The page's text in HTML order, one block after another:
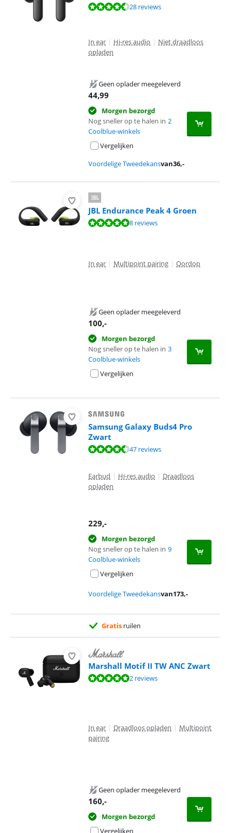
Beoordeling is 9,0 van de 10, gebaseerd op 28 reviews.
28 reviews
In ear | Hi-res audio | Niet draadloos
opladen
Geen oplader meegeleverd
44,99
Morgen bezorgd
Nog sneller op te halen in 2
Coolblue-winkels
Vergelijken
Voordelige Tweedekansvan36,-
JBL Endurance Peak 4 Groen
Beoordeling is 9,5 van de 10, gebaseerd op 8 reviews.
8 reviews
In ear | Multipoint pairing | Oordop
Geen oplader meegeleverd
100,-
Morgen bezorgd
Nog sneller op te halen in 3
Coolblue-winkels
Vergelijken
Samsung Galaxy Buds4 Pro
Zwart
Beoordeling is 9,4 van de 10, gebaseerd op 47 reviews.
47 reviews
Earbud | Hi-res audio | Draadloos
opladen
229,-
Morgen bezorgd
Nog sneller op te halen in 9
Coolblue-winkels
Vergelijken
Voordelige Tweedekansvan173,-
Gratis ruilen
Marshall Motif II TW ANC Zwart
Beoordeling is 9,8 van de 10, gebaseerd op 2 reviews.
2 reviews
In ear | Draadloos opladen | Multipoint
pairing
Geen oplader meegeleverd
160,-
Morgen bezorgd
Vergelijken